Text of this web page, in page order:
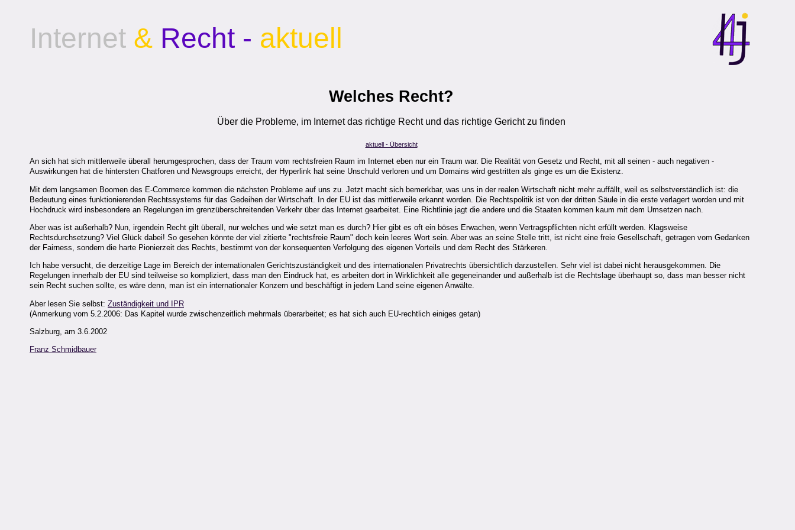
Internet & Recht - aktuell
Welches Recht?
Über die Probleme, im Internet das richtige Recht und das richtige Gericht zu finden
aktuell - Übersicht
An sich hat sich mittlerweile überall herumgesprochen, dass der Traum vom rechtsfreien Raum im Internet eben nur ein Traum war. Die Realität von Gesetz und Recht, mit all seinen - auch negativen -
Auswirkungen hat die hintersten Chatforen und Newsgroups erreicht, der Hyperlink hat seine Unschuld verloren und um Domains wird gestritten als ginge es um die Existenz.
Mit dem langsamen Boomen des E-Commerce kommen die nächsten Probleme auf uns zu. Jetzt macht sich bemerkbar, was uns in der realen Wirtschaft nicht mehr auffällt, weil es selbstverständlich ist: die
Bedeutung eines funktionierenden Rechtssystems für das Gedeihen der Wirtschaft. In der EU ist das mittlerweile erkannt worden. Die Rechtspolitik ist von der dritten Säule in die erste verlagert worden und mit
Hochdruck wird insbesondere an Regelungen im grenzüberschreitenden Verkehr über das Internet gearbeitet. Eine Richtlinie jagt die andere und die Staaten kommen kaum mit dem Umsetzen nach.
Aber was ist außerhalb? Nun, irgendein Recht gilt überall, nur welches und wie setzt man es durch? Hier gibt es oft ein böses Erwachen, wenn Vertragspflichten nicht erfüllt werden. Klagsweise
Rechtsdurchsetzung? Viel Glück dabei! So gesehen könnte der viel zitierte "rechtsfreie Raum" doch kein leeres Wort sein. Aber was an seine Stelle tritt, ist nicht eine freie Gesellschaft, getragen vom Gedanken
der Fairness, sondern die harte Pionierzeit des Rechts, bestimmt von der konsequenten Verfolgung des eigenen Vorteils und dem Recht des Stärkeren.
Ich habe versucht, die derzeitige Lage im Bereich der internationalen Gerichtszuständigkeit und des internationalen Privatrechts übersichtlich darzustellen. Sehr viel ist dabei nicht herausgekommen. Die
Regelungen innerhalb der EU sind teilweise so kompliziert, dass man den Eindruck hat, es arbeiten dort in Wirklichkeit alle gegeneinander und außerhalb ist die Rechtslage überhaupt so, dass man besser nicht
sein Recht suchen sollte, es wäre denn, man ist ein internationaler Konzern und beschäftigt in jedem Land seine eigenen Anwälte.
Aber lesen Sie selbst: Zuständigkeit und IPR
(Anmerkung vom 5.2.2006: Das Kapitel wurde zwischenzeitlich mehrmals überarbeitet; es hat sich auch EU-rechtlich einiges getan)
Salzburg, am 3.6.2002
Franz Schmidbauer